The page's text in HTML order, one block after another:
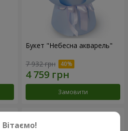
Букет "Небесна акварель"
7 932 грн
Замовити
Вітаємо!